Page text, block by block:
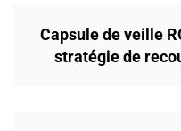
Capsule de veille
stratégie de